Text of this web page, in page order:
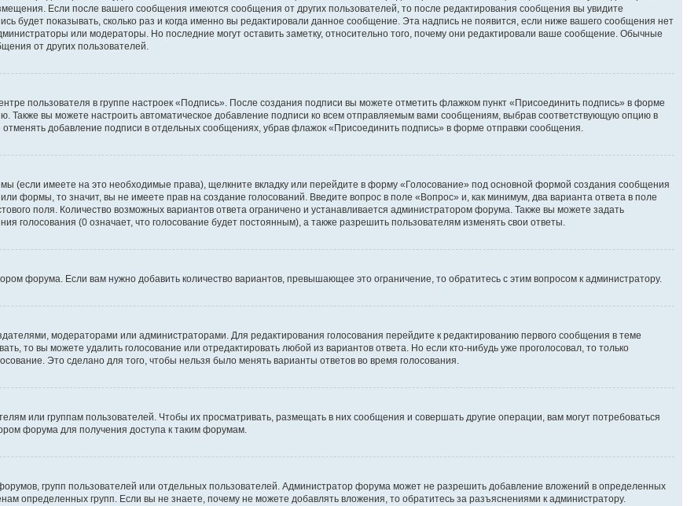
Если после вашего сообщения имеются сообщения от других пользователей, то после редактирования сообщения вы увидите
будет показывать, сколько раз и когда именно вы редактировали данное сообщение. Эта надпись не появится, если ниже вашего сообщения нет
или модераторы. Но последние могут оставить заметку, относительно того, почему они редактировали ваше сообщение. Обычные
от других пользователей.
пользователя в группе настроек «Подпись». После создания подписи вы можете отметить флажком пункт «Присоединить подпись» в форме
вы можете настроить автоматическое добавление подписи ко всем отправляемым вами сообщениям, выбрав соответствующую опцию в
добавление подписи в отдельных сообщениях, убрав флажок «Присоединить подпись» в форме отправки сообщения.
(если имеете на это необходимые права), щелкните вкладку или перейдите в форму «Голосование» под основной формой создания сообщения
формы, то значит, вы не имеете прав на создание голосований. Введите вопрос в поле «Вопрос» и, как минимум, два варианта ответа в поле
поля. Количество возможных вариантов ответа ограничено и устанавливается администратором форума. Также вы можете задать
голосования (0 означает, что голосование будет постоянным), а также разрешить пользователям изменять свои ответы.
форума. Если вам нужно добавить количество вариантов, превышающее это ограничение, то обратитесь с этим вопросом к администратору.
модераторами или администраторами. Для редактирования голосования перейдите к редактированию первого сообщения в теме
то вы можете удалить голосование или отредактировать любой из вариантов ответа. Но если кто-нибудь уже проголосовал, то только
Это сделано для того, чтобы нельзя было менять варианты ответов во время голосования.
или группам пользователей. Чтобы их просматривать, размещать в них сообщения и совершать другие операции, вам могут потребоваться
форума для получения доступа к таким форумам.
групп пользователей или отдельных пользователей. Администратор форума может не разрешить добавление вложений в определенных
определенных групп. Если вы не знаете, почему не можете добавлять вложения, то обратитесь за разъяснениями к администратору.